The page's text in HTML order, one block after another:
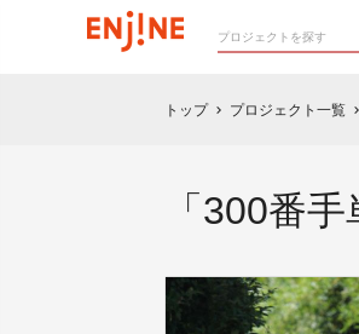
トップ chevron_right プロジェクト一覧 chevron_right
「300番